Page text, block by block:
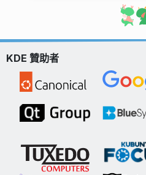
KDE 贊助者